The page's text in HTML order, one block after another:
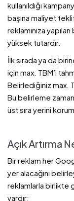
kullanıldığı
başına maliyet
reklamınıza
yüksek tutardır.
İlk sırada ya da
için max. TBM’i
Belirlediğiniz max.
Bu belirleme
üst sıra yerini
Açık Artırma
Bir reklam her
yer alacağını
reklamlarla birlikte
vardır;